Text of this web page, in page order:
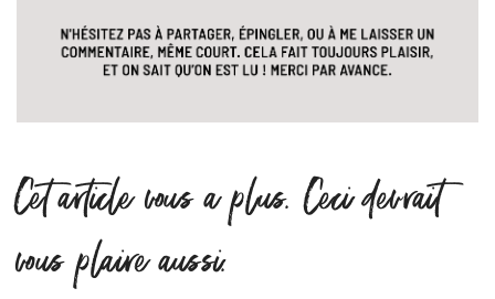
Cet article vous a plus. Ceci devrait
vous plaire aussi.